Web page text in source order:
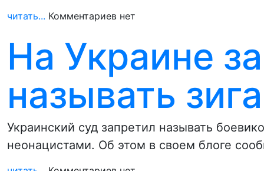
читать... Комментариев нет
На Украине
называть
Украинский суд запретил называть
неонацистами. Об этом в своем блоге